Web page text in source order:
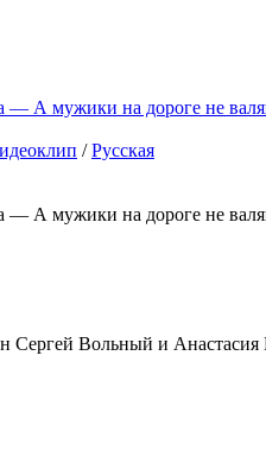
А мужики на дороге не
/Русская
А мужики на дороге не